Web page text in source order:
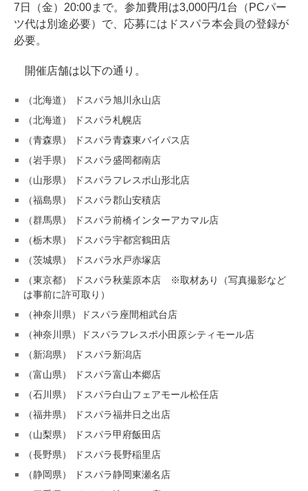
7日（金）20:00まで。参加費用は3,000円/1台（PCパー
ツ代は別途必要）で、応募にはドスパラ本会員の登録が
必要。
開催店舗は以下の通り。
（北海道） ドスパラ旭川永山店
（北海道） ドスパラ札幌店
（青森県） ドスパラ青森東バイパス店
（岩手県） ドスパラ盛岡都南店
（山形県） ドスパラフレスポ山形北店
（福島県） ドスパラ郡山安積店
（群馬県） ドスパラ前橋インターアカマル店
（栃木県） ドスパラ宇都宮鶴田店
（茨城県） ドスパラ水戸赤塚店
（東京都） ドスパラ秋葉原本店 ※取材あり（写真撮影など
は事前に許可取り）
（神奈川県）ドスパラ座間相武台店
（神奈川県）ドスパラフレスポ小田原シティモール店
（新潟県） ドスパラ新潟店
（富山県） ドスパラ富山本郷店
（石川県） ドスパラ白山フェアモール松任店
（福井県） ドスパラ福井日之出店
（山梨県） ドスパラ甲府飯田店
（長野県） ドスパラ長野稲里店
（静岡県） ドスパラ静岡東瀬名店